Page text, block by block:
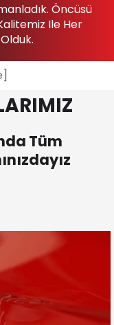
Öncüsü
Ile Her
Tüm